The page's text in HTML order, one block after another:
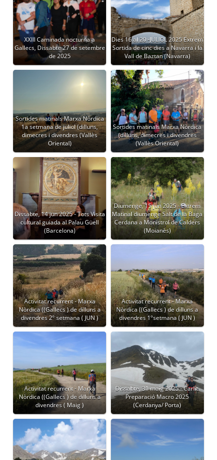
XXIII Caminada nocturna a
Gallecs, Dissabte 27 de setembre
de 2025
Dies 16 al 20 -JULIOL 2025 Extrem
Sortida de cinc dies a Navarra i la
Vall de Baztan (Navarra)
Sortides matinals Marxa Nòrdica
1a setmana de juliol (dilluns,
dimecres i divendres (Vallès
Oriental)
Sortides matinals Marxa Nòrdica
(dilluns, dimecres i divendres
(Vallès Oriental)
Dissabte, 14 jun 2025 - Tots Visita
cultural guiada al Palau Güell
(Barcelona)
Diumenge, 15 jun 2025 - Extrem
Matinal diumenge Salt de la Baga
Cerdana a Monistrol de Calders
(Moianès)
Activitat recurrent - Marxa
Nòrdica ((Gallecs ) de dilluns a
divendres 2º setmana ( JUN )
Activitat recurrent - Marxa
Nòrdica ((Gallecs ) de dilluns a
divendres 1ºsetmana ( JUN )
Activitat recurrent - Marxa
Nòrdica ((Gallecs ) de dilluns a
divendres ( Maig )
Dissabte, 31 maig 2025 - Carlit.
Preparació Macro 2025
(Cerdanya/ Porta)